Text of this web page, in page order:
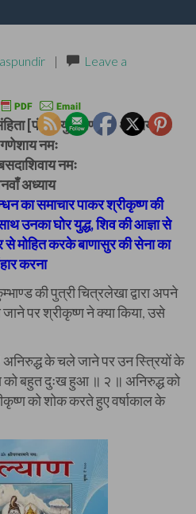
aspundir |
Leave a
[पंचम-युद्धखण्ड] – अध्याय 54
नमः
नमः
अध्याय
का समाचार पाकर श्रीकृष्ण की
उनका घोर युद्ध, शिव की आज्ञा से
मोहित करके बाणासुर की सेना का
करना
की पुत्री चित्रलेखा द्वारा अपने
पर श्रीकृष्ण ने क्या किया, उसे
अनिरुद्ध के चले जाने पर उन स्त्रियों के
बहुत दुःख हुआ ॥ २ ॥ अनिरुद्ध को
को शोक करते हुए वर्षाकाल के